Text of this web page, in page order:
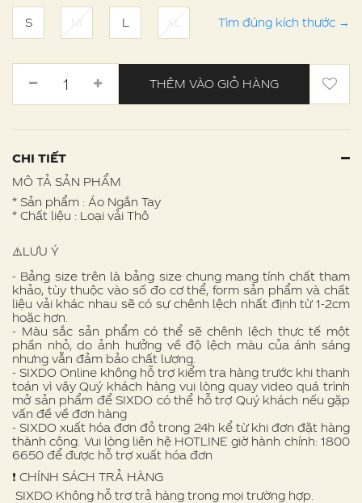
S M L XL Tìm đúng kích thước →
THÊM VÀO GIỎ HÀNG
CHI TIẾT
MÔ TẢ SẢN PHẨM
* Sản phẩm : Áo Ngắn Tay
* Chất liệu : Loại vải Thô
⚠️LƯU Ý
- Bảng size trên là bảng size chung mang tính chất tham
khảo, tùy thuộc vào số đo cơ thể, form sản phẩm và chất
liệu vải khác nhau sẽ có sự chênh lệch nhất định từ 1-2cm
hoặc hơn.
- Màu sắc sản phẩm có thể sẽ chênh lệch thực tế một
phần nhỏ, do ảnh hưởng về độ lệch màu của ánh sáng
nhưng vẫn đảm bảo chất lượng.
- SIXDO Online không hỗ trợ kiểm tra hàng trước khi thanh
toán vì vậy Quý khách hàng vui lòng quay video quá trình
mở sản phẩm để SIXDO có thể hỗ trợ Quý khách nếu gặp
vấn đề về đơn hàng
- SIXDO xuất hóa đơn đỏ trong 24h kể từ khi đơn đặt hàng
thành công. Vui lòng liên hệ HOTLINE giờ hành chính: 1800
6650 để được hỗ trợ xuất hóa đơn
❗️ CHÍNH SÁCH TRẢ HÀNG
SIXDO Không hỗ trợ trả hàng trong mọi trường hợp.